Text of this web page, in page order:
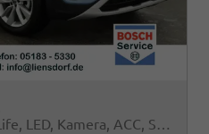
1.0 TSI 85 kW Life DSG Life, LED, Kamera, ACC, Side, Winter, 17-Zoll, 3-J. Garantie